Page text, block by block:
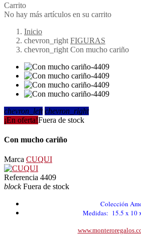
Carrito
No hay más artículos en su carrito
Inicio
chevron_right FIGURAS
chevron_right Con mucho cariño
chevron_left chevron_right
¡En oferta!Fuera de stock
Con mucho cariño
Marca CUQUI
Referencia 4409
blockFuera de stock
Colección
Medidas: 15.5 x 10